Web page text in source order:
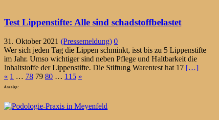
Test Lippenstifte: Alle sind schadstoffbelastet
31. Oktober 2021 (Pressemeldung) 0
Wer sich jeden Tag die Lippen schminkt, isst bis zu 5 Lippenstifte
im Jahr. Umso wichtiger sind neben Pflege und Haltbarkeit die
Inhaltstoffe der Lippenstifte. Die Stiftung Warentest hat 17 […]
Seitennummerierung
der
Beiträge
« 1 … 78 79 80 … 115 »
Anzeige: